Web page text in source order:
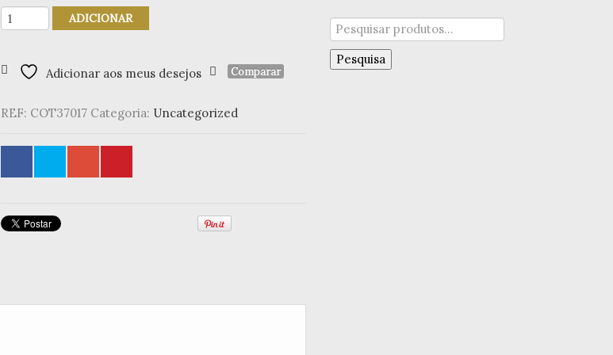
Quantidade
de
Nalia
mostarda
2)
ADICIONAR
Adicionar aos meus desejos Comparar
REF: COT37017 Categoria: Uncategorized
Pesquisar
por:
Pesquisa